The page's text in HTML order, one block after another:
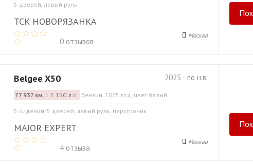
5 дверей, левый руль
ТСК НОВОРЯЗАНКА
0 отзывов
Москва
2025 - по н.в.
Belgee X50
77 937 км,1.5 150 л.с. бензин, 2025 год, цвет белый
5 сидений, 5 дверей, левый руль, парктроник
MAJOR EXPERT
4 отзыва
Москва